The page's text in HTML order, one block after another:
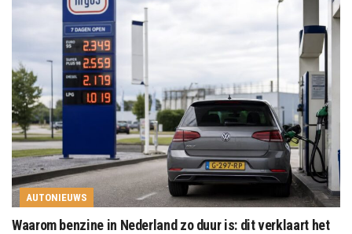
AUTONIEUWS
Waarom benzine in Nederland zo duur is: dit verklaart het